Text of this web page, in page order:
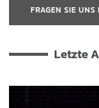
FRAGEN SIE
Letzte